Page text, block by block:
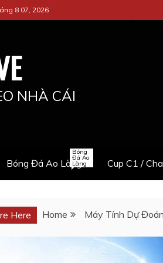
8 07, 2026
NHÀ CÁI
Bóng Đá Ao Làng
Bóng
Đá Ao
Làng Cup C1 /
Here Home Máy Tính Dự Đoán